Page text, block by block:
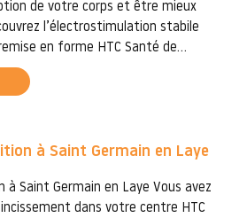
de votre corps et être mieux
l’électrostimulation stabile
en forme HTC Santé de...
à Saint Germain en Laye
Saint Germain en Laye Vous avez
dans votre centre HTC